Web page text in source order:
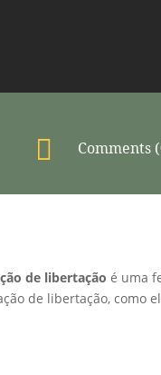
 Comments
de libertação é uma
de libertação, como